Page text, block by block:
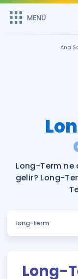
MENÜ
Remzi Hoca ile
MENÜ
Katılımcı
Faydalı
Ücretsiz
Puan
ÖSYM Sınav
Ana
Long-Term ne
gelir? Long-
Long-